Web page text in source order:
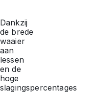
Dankzij
de brede
waaier
aan
lessen
en de
hoge
slagingspercentages